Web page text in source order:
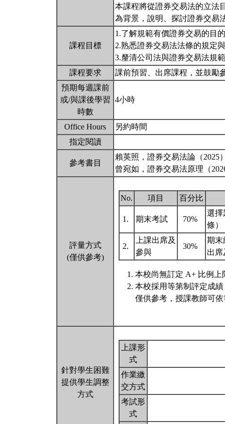
本課程將從證券交易法的立法
為背景，說明、探討證券交易
課程目標
1.了解規範有價證券交易的目
2.熟悉證券交易法法條的規定
3.釐清公司法與證券交易法規
課程要求
課前預習、出席課程，並鼓勵
預期每週課前
或/與課後學習
時數
4小時
Office Hours
另約時間
指定閱讀
參考書目
賴英照，證券交易法論（2025
曾宛如，證券交易法原理（
評量方式
(僅供參考)
No. 項目 百分比
1. 期末考試 70%
選擇
條）
2.
上課出席及
參與
30%
期末
出
本校尚無訂定 A+ 比例上
本校採用等第制評定成
僅供參考，授課教師可
針對學生困難
提供學生調整
方式
上課形
式
作業繳
交方式
考試形
式